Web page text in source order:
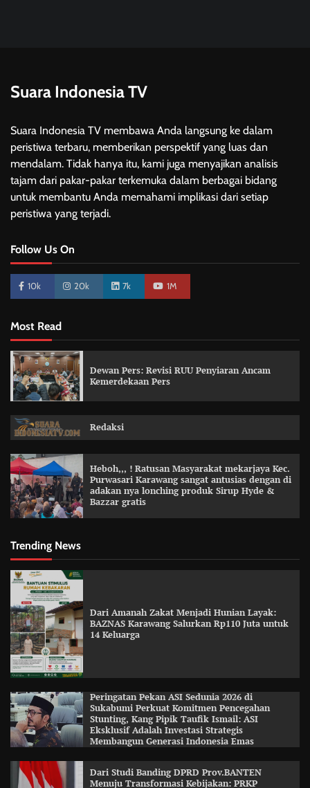
Suara Indonesia TV
Suara Indonesia TV membawa Anda langsung ke dalam
peristiwa terbaru, memberikan perspektif yang luas dan
mendalam. Tidak hanya itu, kami juga menyajikan analisis
tajam dari pakar-pakar terkemuka dalam berbagai bidang
untuk membantu Anda memahami implikasi dari setiap
peristiwa yang terjadi.
Follow Us On
10k 20k 7k 1M
Most Read
Dewan Pers: Revisi RUU Penyiaran Ancam
Kemerdekaan Pers
Redaksi
Heboh,,, ! Ratusan Masyarakat mekarjaya Kec.
Purwasari Karawang sangat antusias dengan di
adakan nya lonching produk Sirup Hyde &
Bazzar gratis
Trending News
Dari Amanah Zakat Menjadi Hunian Layak:
BAZNAS Karawang Salurkan Rp110 Juta untuk
14 Keluarga
Peringatan Pekan ASI Sedunia 2026 di
Sukabumi Perkuat Komitmen Pencegahan
Stunting, Kang Pipik Taufik Ismail: ASI
Eksklusif Adalah Investasi Strategis
Membangun Generasi Indonesia Emas
Dari Studi Banding DPRD Prov.BANTEN
Menuju Transformasi Kebijakan: PRKP